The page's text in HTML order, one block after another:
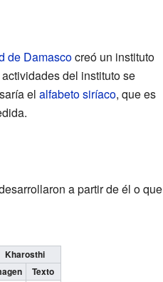
de Damascocreó un instituto
del instituto se
el alfabeto siríaco, que es
a partir de él o que
Kharosthi
Texto